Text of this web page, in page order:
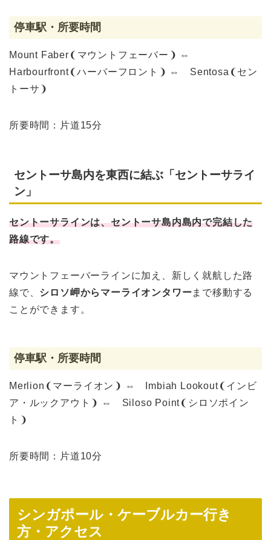
停車駅・所要時間
Mount Faber❨マウントフェーバー❩ ⇔
Harbourfront❨ハーバーフロント❩ ⇔ Sentosa❨セン
トーサ❩
所要時間：片道15分
セントーサ島内を東西に結ぶ「セントーサライ
ン」
セントーサラインは、セントーサ島内島内で完結した
路線です。
マウントフェーバーラインに加え、新しく就航した路
線で、 シロソ岬からマーライオンタワーまで移動する
ことができます。
停車駅・所要時間
Merlion❨マーライオン❩ ⇔ Imbiah Lookout❨インビ
ア・ルックアウト❩ ⇔ Siloso Point❨シロソポイン
ト❩
所要時間：片道10分
シンガポール・ケーブルカー行き
方・アクセス